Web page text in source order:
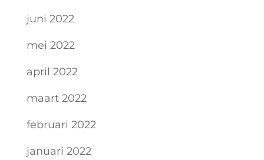
juni 2022
mei 2022
april 2022
maart 2022
februari 2022
januari 2022